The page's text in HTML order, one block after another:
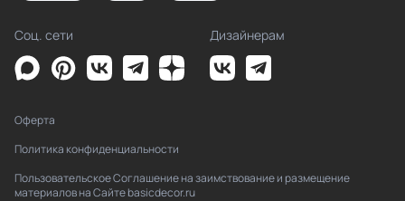
Соц. сети Дизайнерам
Оферта
Политика конфиденциальности
Пользовательское Соглашение на заимствование и размещение
материалов на Сайте basicdecor.ru